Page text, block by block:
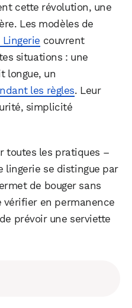
cette révolution, une
Les modèles de
couvrent
situations : une
longue, un
les règles. Leur
simplicité
toutes les pratiques –
lingerie se distingue par
de bouger sans
vérifier en permanence
prévoir une serviette